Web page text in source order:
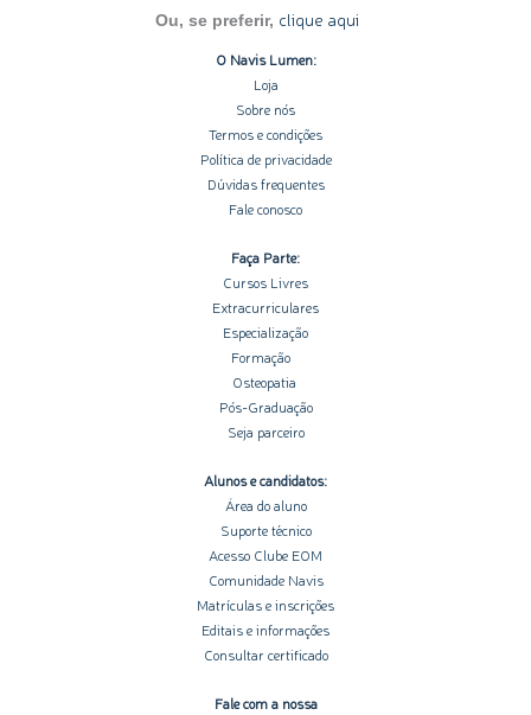
Ou, se preferir, clique aqui
O Navis Lumen:
Loja
Sobre nós
Termos e condições
Política de privacidade
Dúvidas frequentes
Fale conosco
Faça Parte:
Cursos Livres
Extracurriculares
Especialização
Formação
Osteopatia
Pós-Graduação
Seja parceiro
Alunos e candidatos:
Área do aluno
Suporte técnico
Acesso Clube EOM
Comunidade Navis
Matrículas e inscrições
Editais e informações
Consultar certificado
Fale com a nossa